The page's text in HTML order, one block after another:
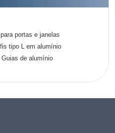
portas e janelas
tipo L em alumínio
de alumínio